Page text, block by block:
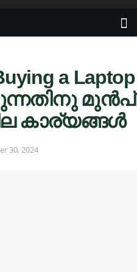
a Laptop
മുൻപ്
കാര്യങ്ങൾ
30, 2024